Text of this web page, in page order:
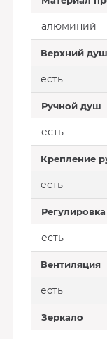
алюминий
Верхний душ
есть
Ручной душ
есть
Крепление
есть
есть
Вентиляция
есть
Зеркало